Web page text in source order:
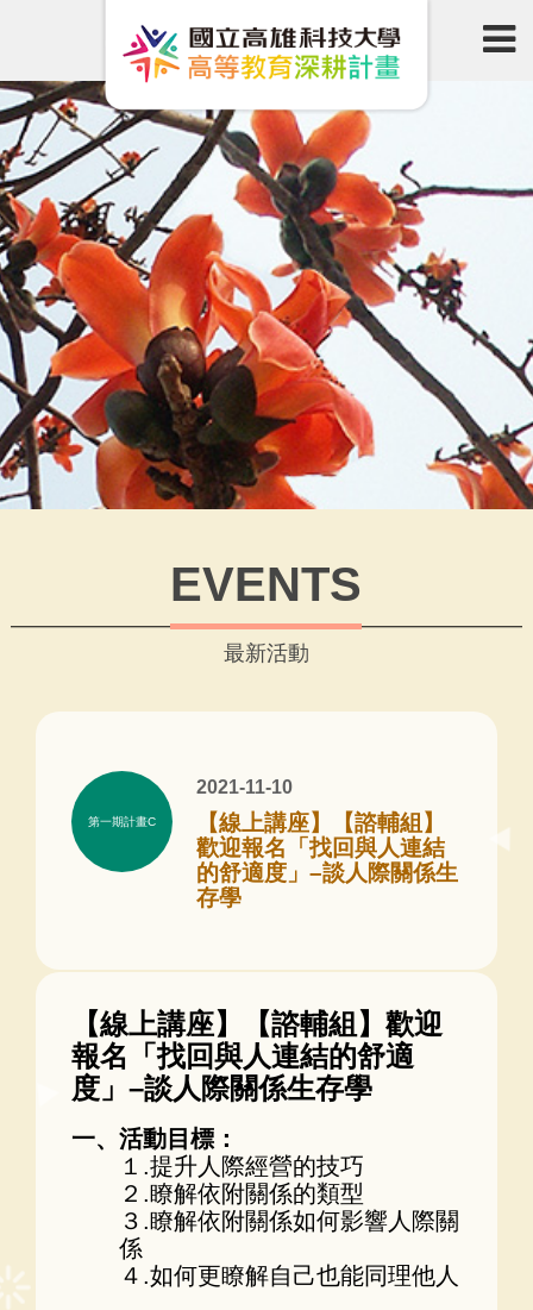
EVENTS
最新活動
第一期計畫C
2021-11-10
【線上講座】【諮輔組】
歡迎報名「找回與人連結
的舒適度」–談人際關係生
存學
【線上講座】【諮輔組】歡迎
報名「找回與人連結的舒適
度」–談人際關係生存學
一、活動目標：
１.提升人際經營的技巧
２.瞭解依附關係的類型
３.瞭解依附關係如何影響人際關
係
４.如何更瞭解自己也能同理他人